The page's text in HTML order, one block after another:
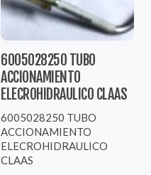
6005028250 TUBO
ACCIONAMIENTO
ELECROHIDRAULICO CLAAS
6005028250 TUBO
ACCIONAMIENTO
ELECROHIDRAULICO
CLAAS